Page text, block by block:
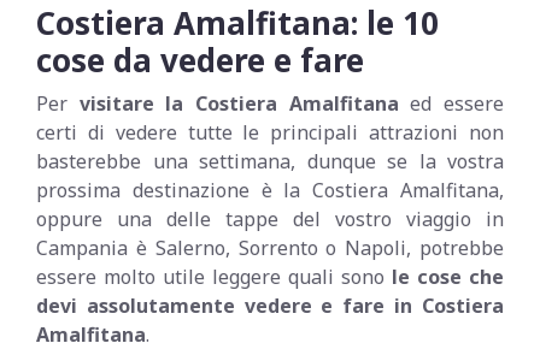
Costiera Amalfitana: le 10
cose da vedere e fare
Per visitare la Costiera Amalfitana ed essere
certi di vedere tutte le principali attrazioni non
basterebbe una settimana, dunque se la vostra
prossima destinazione è la Costiera Amalfitana,
oppure una delle tappe del vostro viaggio in
Campania è Salerno, Sorrento o Napoli, potrebbe
essere molto utile leggere quali sono le cose che
devi assolutamente vedere e fare in Costiera
Amalfitana.